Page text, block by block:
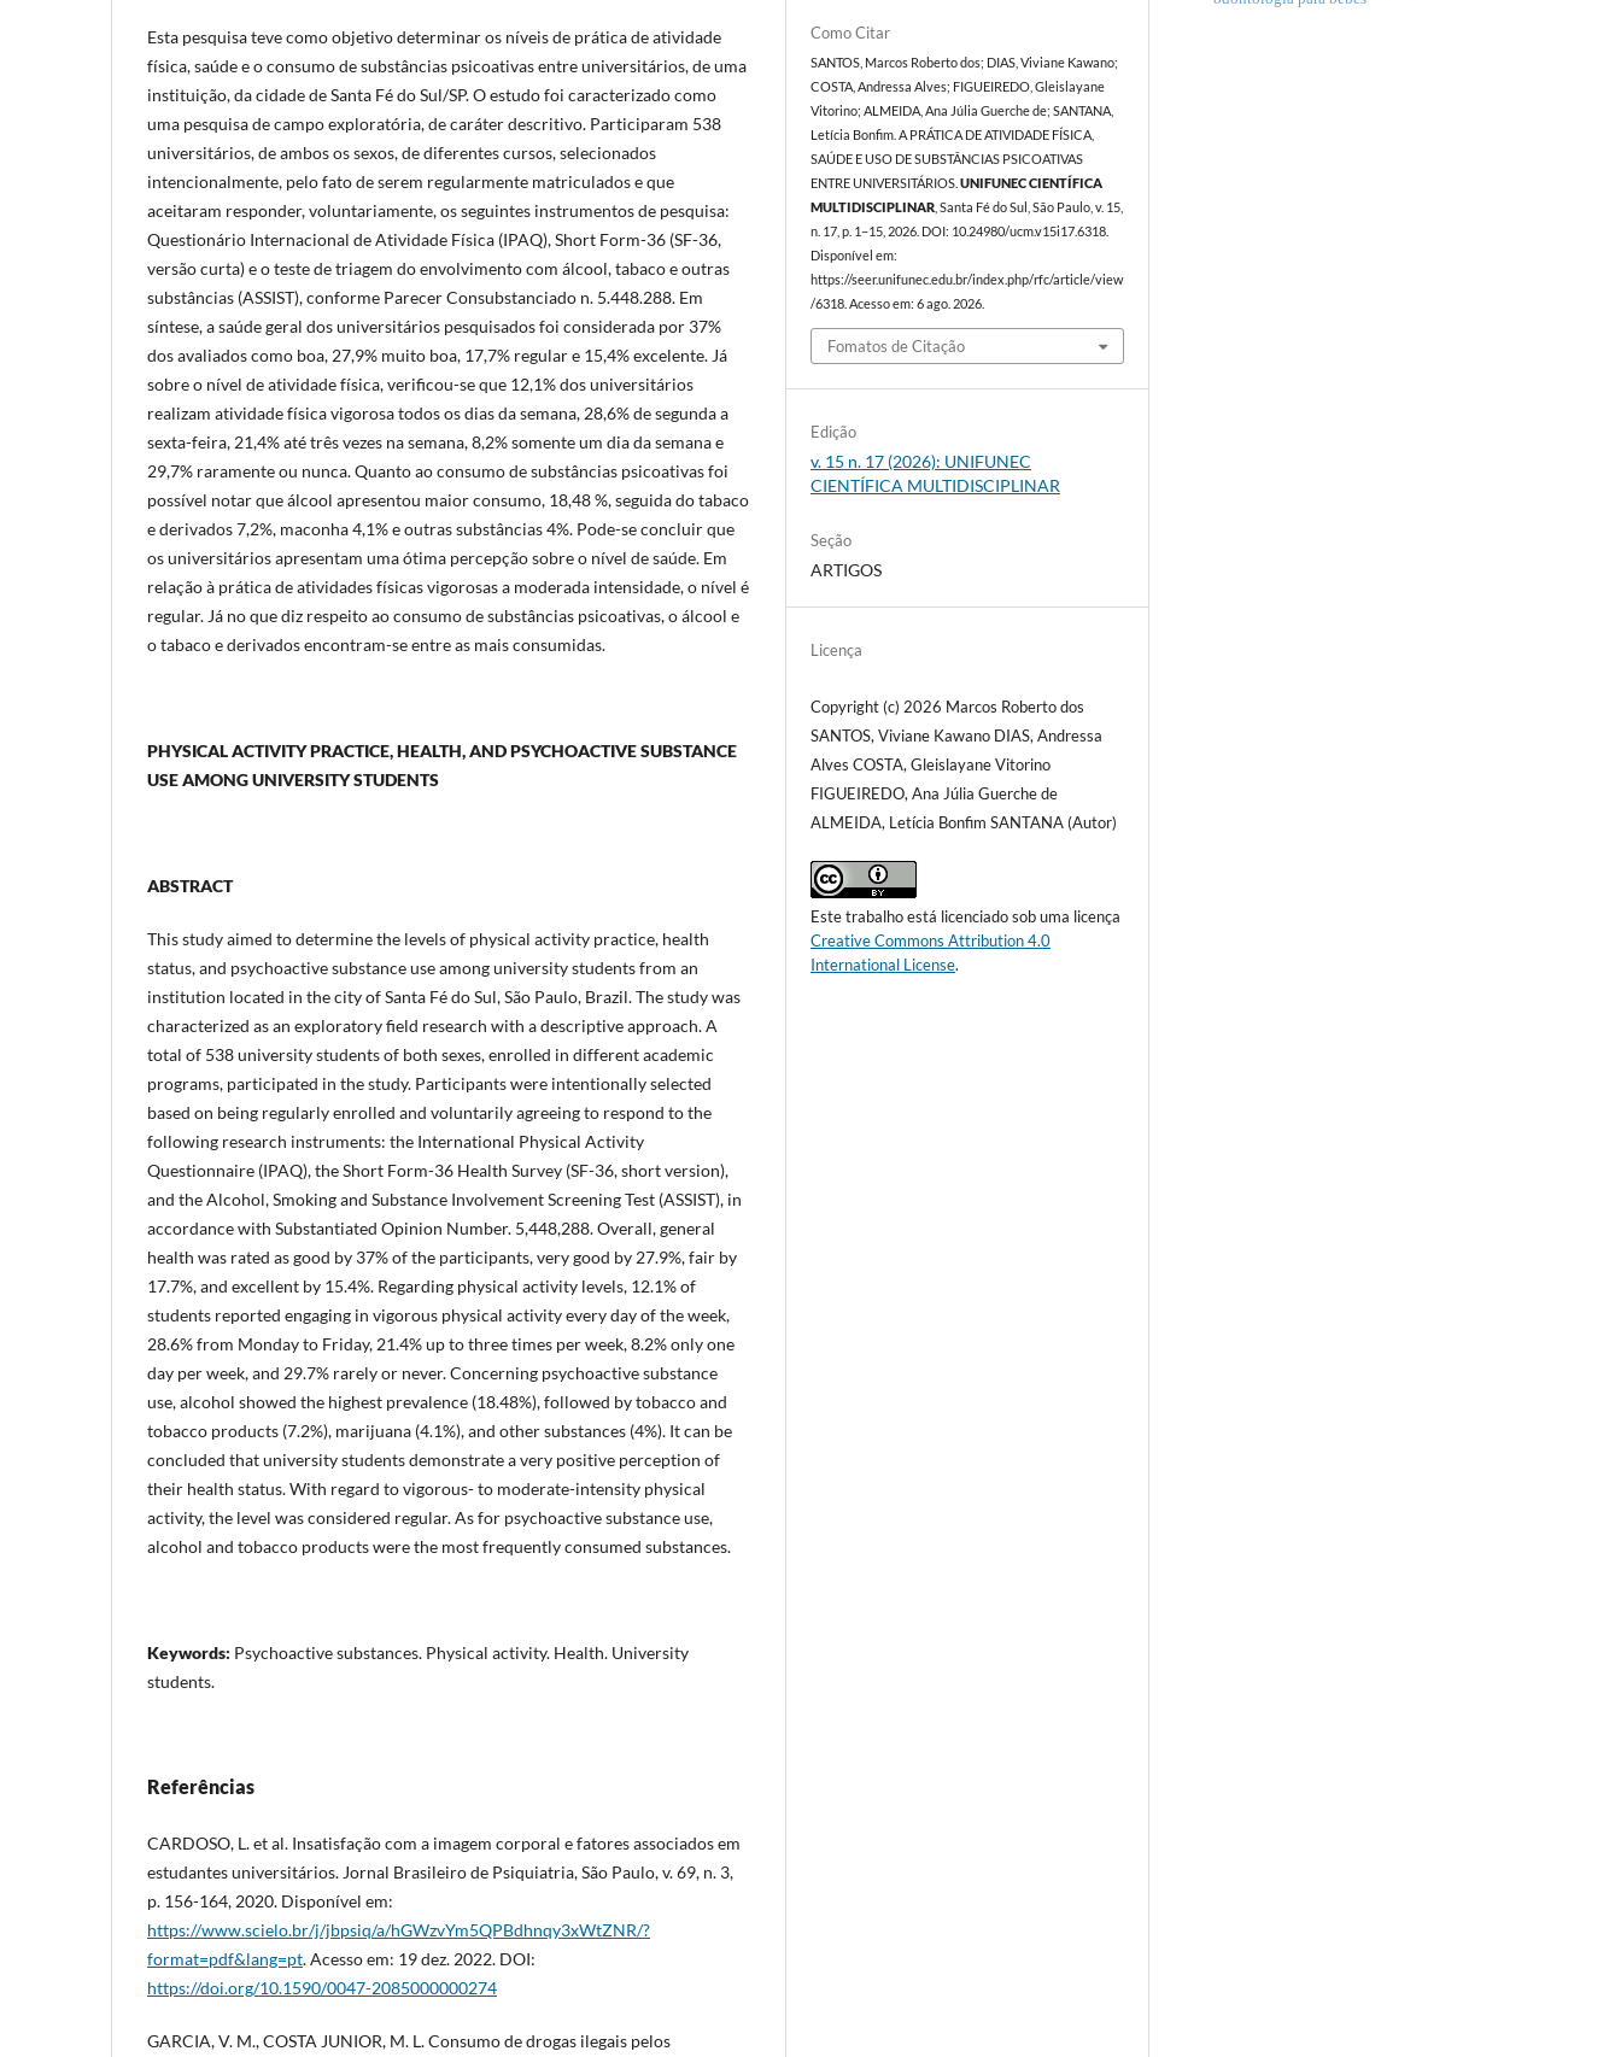
Esta pesquisa teve como objetivo determinar os níveis de prática de atividade
física, saúde e o consumo de substâncias psicoativas entre universitários, de uma
instituição, da cidade de Santa Fé do Sul/SP. O estudo foi caracterizado como
uma pesquisa de campo exploratória, de caráter descritivo. Participaram 538
universitários, de ambos os sexos, de diferentes cursos, selecionados
intencionalmente, pelo fato de serem regularmente matriculados e que
aceitaram responder, voluntariamente, os seguintes instrumentos de pesquisa:
Questionário Internacional de Atividade Física (IPAQ), Short Form-36 (SF-36,
versão curta) e o teste de triagem do envolvimento com álcool, tabaco e outras
substâncias (ASSIST), conforme Parecer Consubstanciado n. 5.448.288. Em
síntese, a saúde geral dos universitários pesquisados foi considerada por 37%
dos avaliados como boa, 27,9% muito boa, 17,7% regular e 15,4% excelente. Já
sobre o nível de atividade física, verificou-se que 12,1% dos universitários
realizam atividade física vigorosa todos os dias da semana, 28,6% de segunda a
sexta-feira, 21,4% até três vezes na semana, 8,2% somente um dia da semana e
29,7% raramente ou nunca. Quanto ao consumo de substâncias psicoativas foi
possível notar que álcool apresentou maior consumo, 18,48 %, seguida do tabaco
e derivados 7,2%, maconha 4,1% e outras substâncias 4%. Pode-se concluir que
os universitários apresentam uma ótima percepção sobre o nível de saúde. Em
relação à prática de atividades físicas vigorosas a moderada intensidade, o nível é
regular. Já no que diz respeito ao consumo de substâncias psicoativas, o álcool e
o tabaco e derivados encontram-se entre as mais consumidas.
PHYSICAL ACTIVITY PRACTICE, HEALTH, AND PSYCHOACTIVE SUBSTANCE
USE AMONG UNIVERSITY STUDENTS
ABSTRACT
This study aimed to determine the levels of physical activity practice, health
status, and psychoactive substance use among university students from an
institution located in the city of Santa Fé do Sul, São Paulo, Brazil. The study was
characterized as an exploratory field research with a descriptive approach. A
total of 538 university students of both sexes, enrolled in different academic
programs, participated in the study. Participants were intentionally selected
based on being regularly enrolled and voluntarily agreeing to respond to the
following research instruments: the International Physical Activity
Questionnaire (IPAQ), the Short Form-36 Health Survey (SF-36, short version),
and the Alcohol, Smoking and Substance Involvement Screening Test (ASSIST), in
accordance with Substantiated Opinion Number. 5,448,288. Overall, general
health was rated as good by 37% of the participants, very good by 27.9%, fair by
17.7%, and excellent by 15.4%. Regarding physical activity levels, 12.1% of
students reported engaging in vigorous physical activity every day of the week,
28.6% from Monday to Friday, 21.4% up to three times per week, 8.2% only one
day per week, and 29.7% rarely or never. Concerning psychoactive substance
use, alcohol showed the highest prevalence (18.48%), followed by tobacco and
tobacco products (7.2%), marijuana (4.1%), and other substances (4%). It can be
concluded that university students demonstrate a very positive perception of
their health status. With regard to vigorous- to moderate-intensity physical
activity, the level was considered regular. As for psychoactive substance use,
alcohol and tobacco products were the most frequently consumed substances.
Keywords: Psychoactive substances. Physical activity. Health. University
students.
Referências
CARDOSO, L. et al. Insatisfação com a imagem corporal e fatores associados em
estudantes universitários. Jornal Brasileiro de Psiquiatria, São Paulo, v. 69, n. 3,
p. 156-164, 2020. Disponível em:
https://www.scielo.br/j/jbpsiq/a/hGWzvYm5QPBdhnqy3xWtZNR/?
format=pdf&lang=pt. Acesso em: 19 dez. 2022. DOI:
https://doi.org/10.1590/0047-2085000000274
GARCIA, V. M., COSTA JUNIOR, M. L. Consumo de drogas ilegais pelos
Como Citar
SANTOS, Marcos Roberto dos; DIAS, Viviane Kawano;
COSTA, Andressa Alves; FIGUEIREDO, Gleislayane
Vitorino; ALMEIDA, Ana Júlia Guerche de; SANTANA,
Letícia Bonfim. A PRÁTICA DE ATIVIDADE FÍSICA,
SAÚDE E USO DE SUBSTÂNCIAS PSICOATIVAS
ENTRE UNIVERSITÁRIOS.UNIFUNEC CIENTÍFICA
MULTIDISCIPLINAR , Santa Fé do Sul, São Paulo, v. 15,
n. 17, p. 1–15, 2026. DOI: 10.24980/ucm.v15i17.6318.
Disponível em:
https://seer.unifunec.edu.br/index.php/rfc/article/view
/6318. Acesso em: 6 ago. 2026.
Fomatos de Citação
Edição
v. 15 n. 17 (2026): UNIFUNEC
CIENTÍFICA MULTIDISCIPLINAR
Seção
ARTIGOS
Licença
Copyright (c) 2026 Marcos Roberto dos
SANTOS, Viviane Kawano DIAS, Andressa
Alves COSTA, Gleislayane Vitorino
FIGUEIREDO, Ana Júlia Guerche de
ALMEIDA, Letícia Bonfim SANTANA (Autor)
Este trabalho está licenciado sob uma licença
Creative Commons Attribution 4.0
International License.